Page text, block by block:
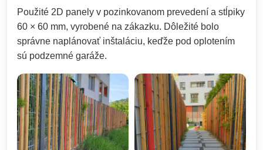
Použité 2D panely v pozinkovanom prevedení a stĺpiky
60 × 60 mm, vyrobené na zákazku. Dôležité bolo
správne naplánovať inštaláciu, keďže pod oplotením
sú podzemné garáže.